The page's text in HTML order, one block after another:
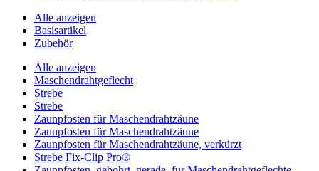
Alle anzeigen
Basisartikel
Zubehör
Alle anzeigen
Maschendrahtgeflecht
Strebe
Strebe
Zaunpfosten für Maschendrahtzäune
Zaunpfosten für Maschendrahtzäune
Zaunpfosten für Maschendrahtzäune, verkürzt
Strebe Fix-Clip Pro®